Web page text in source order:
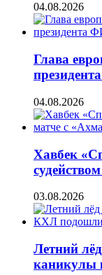
04.08.2026
Глава
04.08.2026
Хавбек
03.08.2026
Летний
каникулы